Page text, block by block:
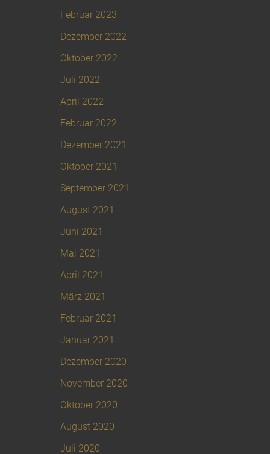
Februar 2023
Dezember 2022
Oktober 2022
Juli 2022
April 2022
Februar 2022
Dezember 2021
Oktober 2021
September 2021
August 2021
Juni 2021
Mai 2021
April 2021
März 2021
Februar 2021
Januar 2021
Dezember 2020
November 2020
Oktober 2020
August 2020
Juli 2020